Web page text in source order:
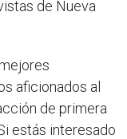
de Nueva
aficionados al
de primera
estás interesado